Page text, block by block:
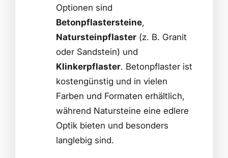
Optionen sind
Betonpflastersteine,
Natursteinpflaster (z. B. Granit
oder Sandstein) und
Klinkerpflaster. Betonpflaster ist
kostengünstig und in vielen
Farben und Formaten erhältlich,
während Natursteine eine edlere
Optik bieten und besonders
langlebig sind.